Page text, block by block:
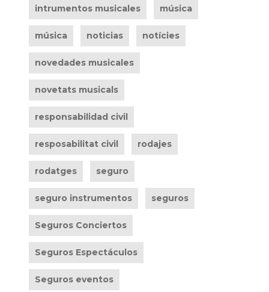
intrumentos musicales música
música noticias notícies
novedades musicales
novetats musicals
responsabilidad civil
resposabilitat civil rodajes
rodatges seguro
seguro instrumentos seguros
Seguros Conciertos
Seguros Espectáculos
Seguros eventos